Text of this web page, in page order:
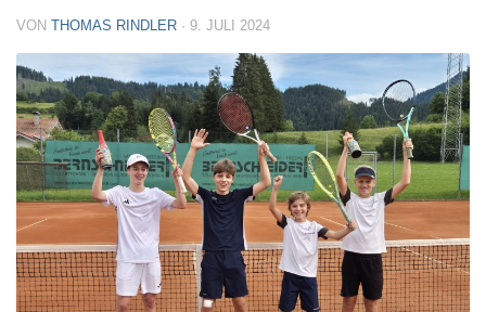
VON THOMAS RINDLER · 9. JULI 2024